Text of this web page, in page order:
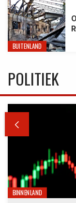
BUITENLAND
POLITIEK

BINNENLAND